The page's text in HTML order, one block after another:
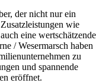
der nicht nur ein
wie
eine wertschätzende
/ Wesermarsch haben
zu
und spannende
eröffnet.